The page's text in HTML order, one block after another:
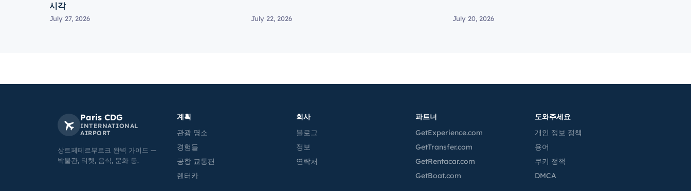
시각
July 27, 2026 July 22, 2026 July 20, 2026
Paris CDG
INTERNATIONAL
AIRPORT
상트페테르부르크 완벽 가이드 —
박물관, 티켓, 음식, 문화 등.
계획
관광 명소
경험들
공항 교통편
렌터카
회사
블로그
정보
연락처
파트너
GetExperience.com
GetTransfer.com
GetRentacar.com
GetBoat.com
도와주세요
개인 정보 정책
용어
쿠키 정책
DMCA